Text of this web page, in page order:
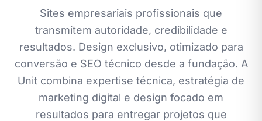
Sites empresariais profissionais que
transmitem autoridade, credibilidade e
resultados. Design exclusivo, otimizado para
conversão e SEO técnico desde a fundação. A
Unit combina expertise técnica, estratégia de
marketing digital e design focado em
resultados para entregar projetos que